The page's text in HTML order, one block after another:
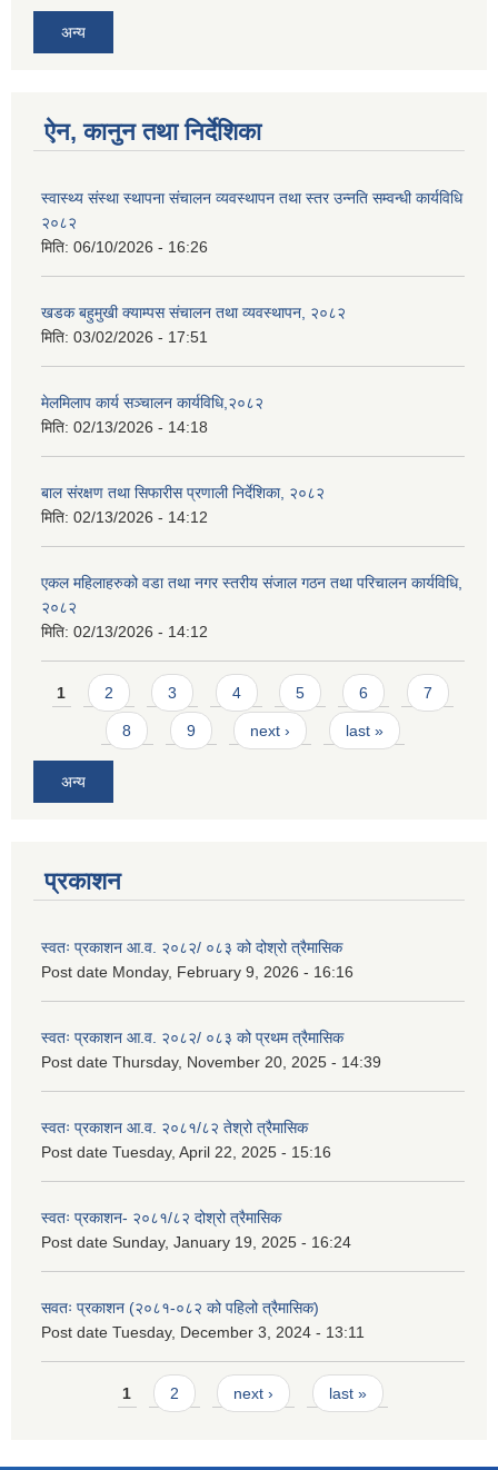
अन्य
ऐन, कानुन तथा निर्देशिका
स्वास्थ्य संस्था स्थापना संचालन व्यवस्थापन तथा स्तर उन्नति सम्वन्धी कार्यविधि
२०८२
मिति: 06/10/2026 - 16:26
खडक बहुमुखी क्याम्पस संचालन तथा व्यवस्थापन, २०८२
मिति: 03/02/2026 - 17:51
मेलमिलाप कार्य सञ्चालन कार्यविधि,२०८२
मिति: 02/13/2026 - 14:18
बाल संरक्षण तथा सिफारीस प्रणाली निर्देशिका, २०८२
मिति: 02/13/2026 - 14:12
एकल महिलाहरुको वडा तथा नगर स्तरीय संजाल गठन तथा परिचालन कार्यविधि,
२०८२
मिति: 02/13/2026 - 14:12
Pages
1 2 3 4 5 6 7
8 9 next › last »
अन्य
प्रकाशन
स्वतः प्रकाशन आ.व. २०८२/ ०८३ को दोश्रो त्रैमासिक
Post date Monday, February 9, 2026 - 16:16
स्वतः प्रकाशन आ.व. २०८२/ ०८३ को प्रथम त्रैमासिक
Post date Thursday, November 20, 2025 - 14:39
स्वतः प्रकाशन आ.व. २०८१/८२ तेश्रो त्रैमासिक
Post date Tuesday, April 22, 2025 - 15:16
स्वतः प्रकाशन- २०८१/८२ दोश्रो त्रैमासिक
Post date Sunday, January 19, 2025 - 16:24
सवतः प्रकाशन (२०८१-०८२ को पहिलो त्रैमासिक)
Post date Tuesday, December 3, 2024 - 13:11
Pages1 2 next › last »